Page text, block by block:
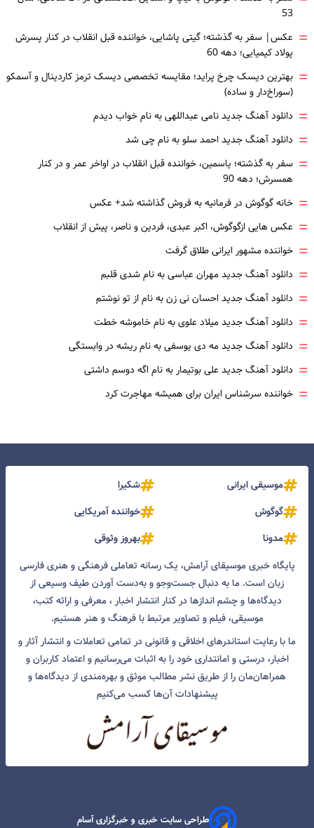
53
= عکس| سفر به گذشته؛ گیتی پاشایی، خواننده قبل انقلاب در کنار پسرش
پولاد کیمیایی؛ دهه 60
= بهترین دیسک چرخ پراید؛ مقایسه تخصصی دیسک ترمز کاردینال و آسمکو
(سوراخ‌دار و ساده)
= دانلود آهنگ جدید نامی عبداللهی به نام خواب دیدم
= دانلود آهنگ جدید احمد سلو به نام چی شد
= سفر به گذشته؛ یاسمین، خواننده قبل انقلاب در اواخر عمر و در کنار
همسرش؛ دهه 90
= خانه گوگوش در فرمانیه به فروش گذاشته شد+ عکس
= عکس هایی ازگوگوش، اکبر عبدی، فردین و ناصر، پیش از انقلاب
= خواننده مشهور ایرانی طلاق گرفت
= دانلود آهنگ جدید مهران عباسی به نام شدی قلبم
= دانلود آهنگ جدید احسان نی زن به نام از تو نوشتم
= دانلود آهنگ جدید میلاد علوی به نام خاموشه خطت
= دانلود آهنگ جدید مه دی یوسفی به نام ریشه در وابستگی
= دانلود آهنگ جدید علی بوتیمار به نام اگه دوسم داشتی
= خواننده سرشناس ایران برای همیشه مهاجرت کرد
موسیقی ایرانی
شکیرا
گوگوش
خواننده آمریکایی
مدونا
بهروز وثوقی
پایگاه خبری موسیقای آرامش، یک رسانه تعاملی فرهنگی و هنری فارسی
زبان است. ما به دنبال جست‌و‌جو و به‌دست آوردن طیف وسیعی از
دیدگاه‌ها و چشم انداز‌ها در کنار انتشار اخبار ، معرفی و ارائه کتب،
موسیقی، فیلم و تصاویر مرتبط با فرهنگ و هنر هستیم.
ما با رعایت استاندرهای اخلاقی و قانونی در تمامی تعاملات و انتشار آثار و
اخبار، درستی و امانتداری خود را به اثبات می‌رسانیم و اعتماد کاربران و
همراهان‌مان را از طریق نشر مطالب موثق و بهره‌مندی از دیدگاه‌ها و
پیشنهادات آن‌ها کسب می‌کنیم
طراحی سایت خبری و خبرگزاری آسام